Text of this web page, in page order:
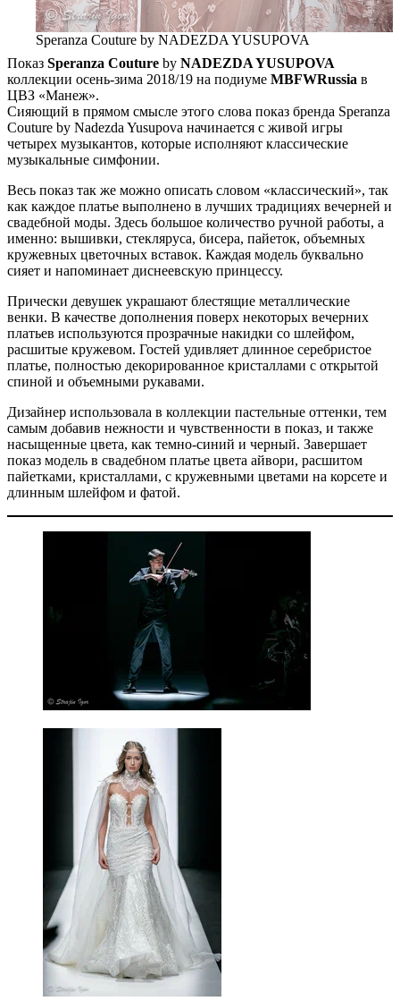
Speranza Couture by NADEZDA YUSUPOVA
Показ Speranza Couture by NADEZDA YUSUPOVA
коллекции осень-зима 2018/19 на подиуме MBFWRussia в
ЦВЗ «Манеж».
Сияющий в прямом смысле этого слова показ бренда Speranza
Couture by Nadezda Yusupova начинается с живой игры
четырех музыкантов, которые исполняют классические
музыкальные симфонии.
Весь показ так же можно описать словом «классический», так
как каждое платье выполнено в лучших традициях вечерней и
свадебной моды. Здесь большое количество ручной работы, а
именно: вышивки, стекляруса, бисера, пайеток, объемных
кружевных цветочных вставок. Каждая модель буквально
сияет и напоминает диснеевскую принцессу.
Прически девушек украшают блестящие металлические
венки. В качестве дополнения поверх некоторых вечерних
платьев используются прозрачные накидки со шлейфом,
расшитые кружевом. Гостей удивляет длинное серебристое
платье, полностью декорированное кристаллами с открытой
спиной и объемными рукавами.
Дизайнер использовала в коллекции пастельные оттенки, тем
самым добавив нежности и чувственности в показ, и также
насыщенные цвета, как темно-синий и черный. Завершает
показ модель в свадебном платье цвета айвори, расшитом
пайетками, кристаллами, с кружевными цветами на корсете и
длинным шлейфом и фатой.